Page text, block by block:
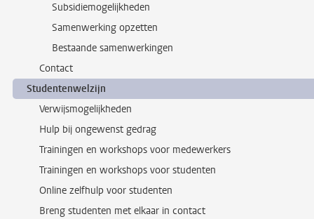
Subsidiemogelijkheden
Samenwerking opzetten
Bestaande samenwerkingen
Contact
Studentenwelzijn
Verwijsmogelijkheden
Hulp bij ongewenst gedrag
Trainingen en workshops voor medewerkers
Trainingen en workshops voor studenten
Online zelfhulp voor studenten
Breng studenten met elkaar in contact